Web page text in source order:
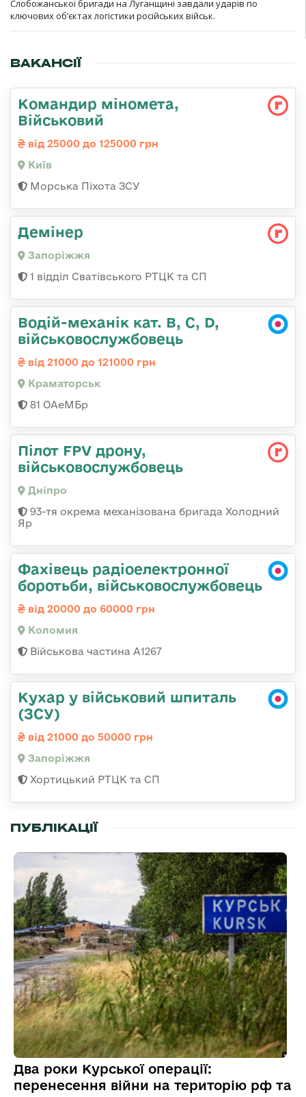
Слобожанської бригади на Луганщині завдали ударів по
ключових об’єктах логістики російських військ.
ВАКАНСІЇ
Командир міномета,
Військовий
від 25000 до 125000 грн
Київ
Морська Піхота ЗСУ
Демінер
Запоріжжя
1 відділ Сватівського РТЦК та СП
Водій-механік кат. В, С, D,
військовослужбовець
від 21000 до 121000 грн
Краматорськ
81 ОАеМБр
Пілот FPV дрону,
військовослужбовець
Дніпро
93-тя окрема механізована бригада Холодний
Яр
Фахівець радіоелектронної
боротьби, військовослужбовець
від 20000 до 60000 грн
Коломия
Військова частина А1267
Кухар у військовий шпиталь
(ЗСУ)
від 21000 до 50000 грн
Запоріжжя
Хортицький РТЦК та СП
ПУБЛІКАЦІЇ
Два роки Курської операції:
перенесення війни на територію рф та